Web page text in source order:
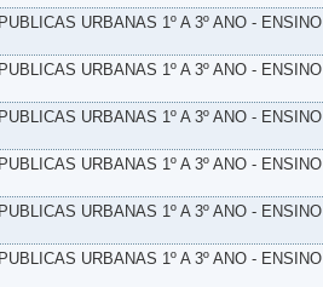
URBANAS 1º A 3º ANO - ENSINO
URBANAS 1º A 3º ANO - ENSINO
URBANAS 1º A 3º ANO - ENSINO
URBANAS 1º A 3º ANO - ENSINO
URBANAS 1º A 3º ANO - ENSINO
URBANAS 1º A 3º ANO - ENSINO